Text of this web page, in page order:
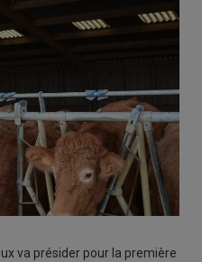
va présider pour la première